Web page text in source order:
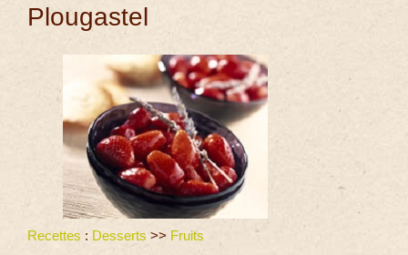
Plougastel
Recettes : Desserts >> Fruits